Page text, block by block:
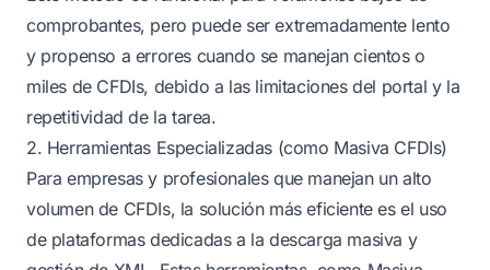
comprobantes, pero puede ser extremadamente lento
y propenso a errores cuando se manejan cientos o
miles de CFDIs, debido a las limitaciones del portal y la
repetitividad de la tarea.
2. Herramientas Especializadas (como Masiva CFDIs)
Para empresas y profesionales que manejan un alto
volumen de CFDIs, la solución más eficiente es el uso
de plataformas dedicadas a la descarga masiva y